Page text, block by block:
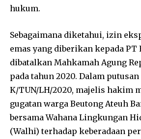
hukum.
Sebagaimana diketahui, izin
emas yang diberikan kepada PT
dibatalkan Mahkamah Agung
pada tahun 2020. Dalam putusan
K/TUN/LH/2020, majelis hakim
gugatan warga Beutong Ateuh
bersama Wahana Lingkungan
(Walhi) terhadap keberadaan